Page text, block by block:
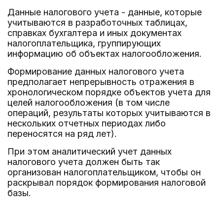
Данные налогового учета - данные, которые
учитываются в разработочных таблицах,
справках бухгалтера и иных документах
налогоплательщика, группирующих
информацию об объектах налогообложения.
Формирование данных налогового учета
предполагает непрерывность отражения в
хронологическом порядке объектов учета для
целей налогообложения (в том числе
операций, результаты которых учитываются в
нескольких отчетных периодах либо
переносятся на ряд лет).
При этом аналитический учет данных
налогового учета должен быть так
организован налогоплательщиком, чтобы он
раскрывал порядок формирования налоговой
базы.